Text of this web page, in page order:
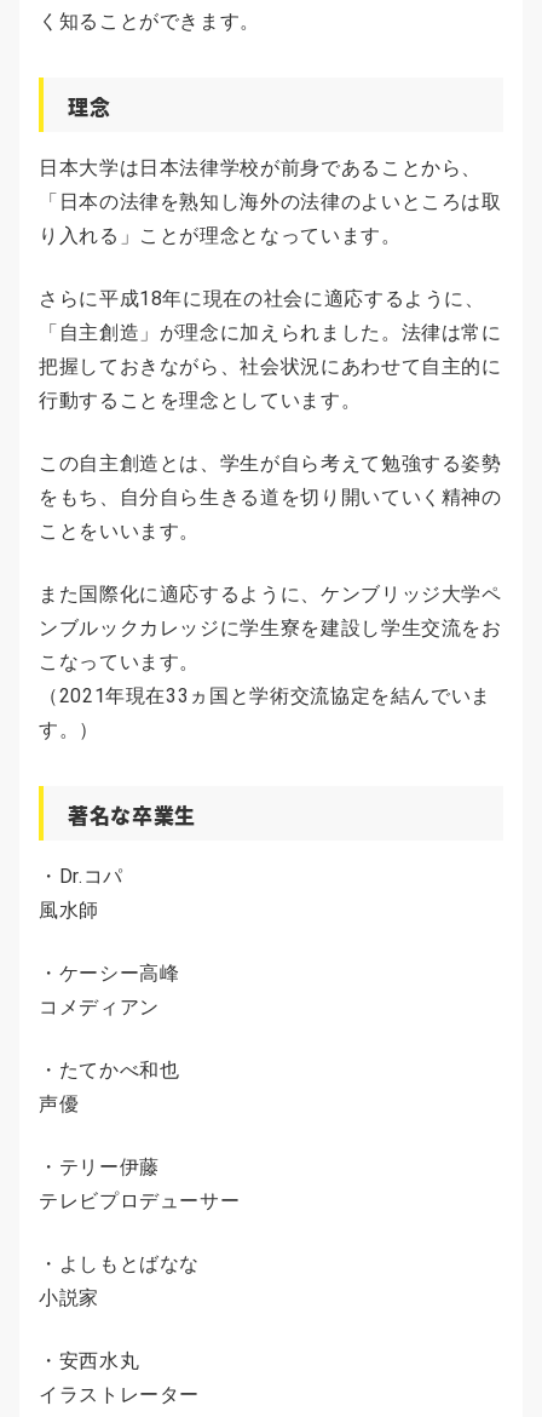
く知ることができます。
理念
日本大学は日本法律学校が前身であることから、
「日本の法律を熟知し海外の法律のよいところは取
り入れる」ことが理念となっています。
さらに平成18年に現在の社会に適応するように、
「自主創造」が理念に加えられました。法律は常に
把握しておきながら、社会状況にあわせて自主的に
行動することを理念としています。
この自主創造とは、学生が自ら考えて勉強する姿勢
をもち、自分自ら生きる道を切り開いていく精神の
ことをいいます。
また国際化に適応するように、ケンブリッジ大学ペ
ンブルックカレッジに学生寮を建設し学生交流をお
こなっています。
（2021年現在33ヵ国と学術交流協定を結んでいま
す。）
著名な卒業生
・Dr.コパ
風水師
・ケーシー高峰
コメディアン
・たてかべ和也
声優
・テリー伊藤
テレビプロデューサー
・よしもとばなな
小説家
・安西水丸
イラストレーター